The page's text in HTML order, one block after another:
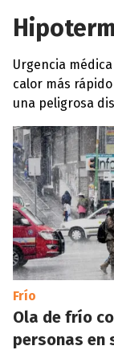
Urgencia
calor más
una peligrosa
Frío
Ola de frío
personas en